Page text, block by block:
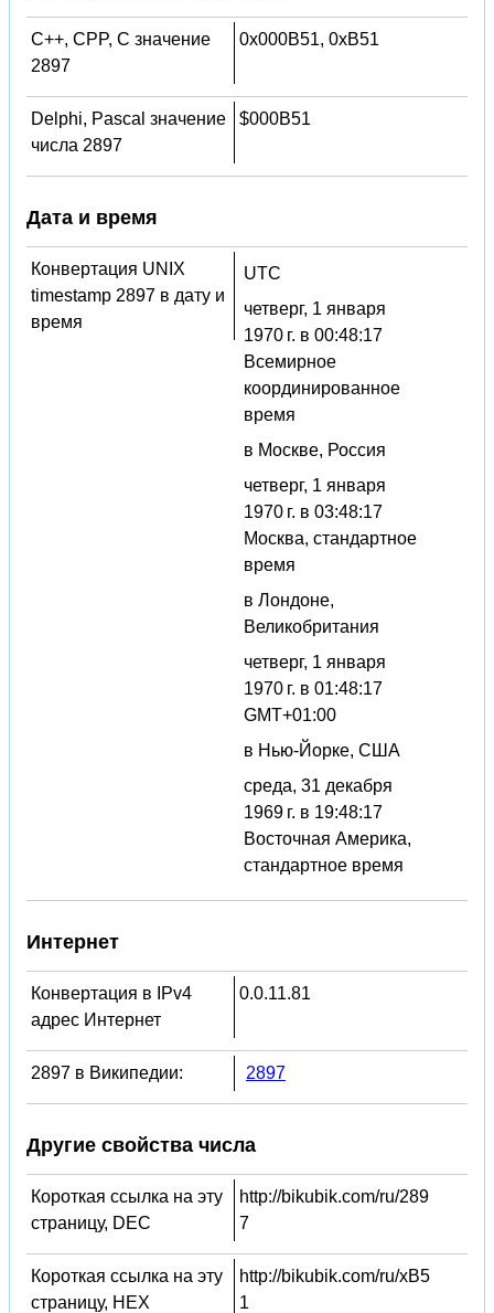
C++, CPP, C значение
2897
0x000B51, 0xB51
Delphi, Pascal значение
числа 2897
$000B51
Дата и время
Конвертация UNIX
timestamp 2897 в дату и
время
UTC
четверг, 1 января
1970 г. в 00:48:17
Всемирное
координированное
время
в Москве, Россия
четверг, 1 января
1970 г. в 03:48:17
Москва, стандартное
время
в Лондоне,
Великобритания
четверг, 1 января
1970 г. в 01:48:17
GMT+01:00
в Нью-Йорке, США
среда, 31 декабря
1969 г. в 19:48:17
Восточная Америка,
стандартное время
Интернет
Конвертация в IPv4
адрес Интернет
0.0.11.81
2897 в Википедии: 2897
Другие свойства числа
Короткая ссылка на эту
страницу, DEC
http://bikubik.com/ru/289
7
Короткая ссылка на эту
страницу, HEX
http://bikubik.com/ru/xB5
1